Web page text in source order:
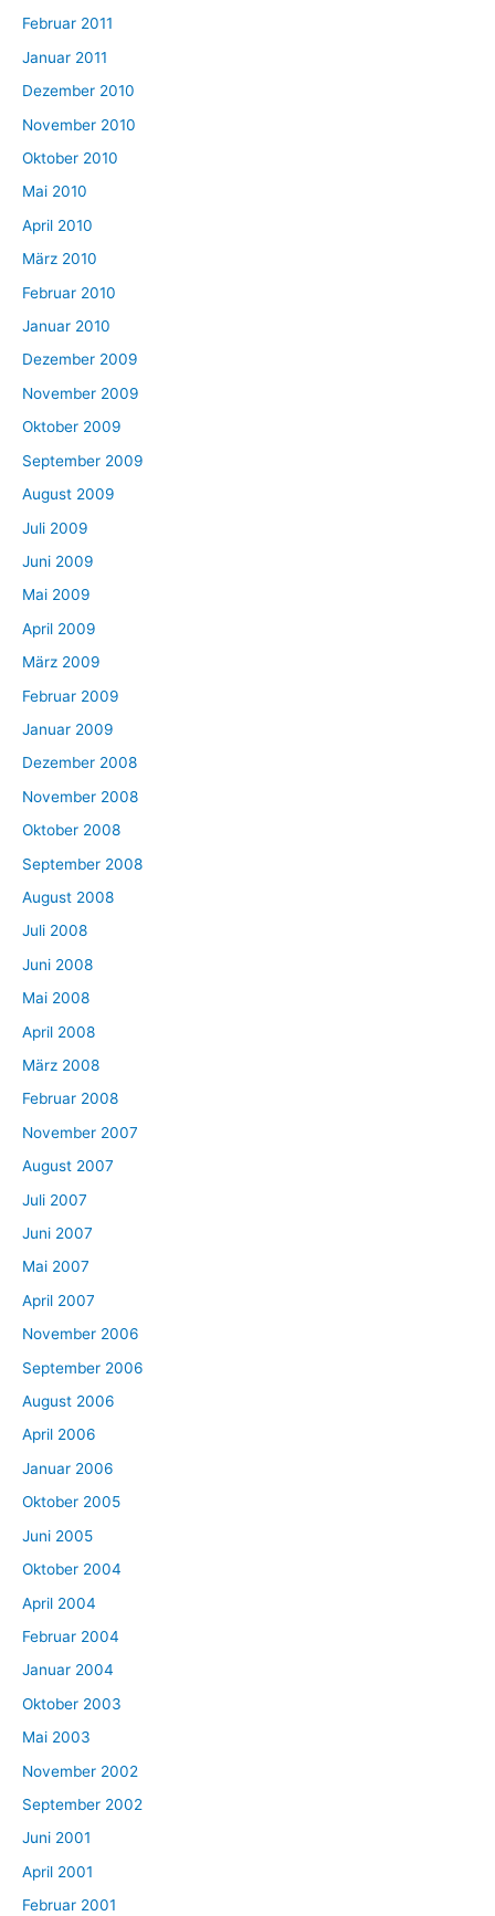
Februar 2011
Januar 2011
Dezember 2010
November 2010
Oktober 2010
Mai 2010
April 2010
März 2010
Februar 2010
Januar 2010
Dezember 2009
November 2009
Oktober 2009
September 2009
August 2009
Juli 2009
Juni 2009
Mai 2009
April 2009
März 2009
Februar 2009
Januar 2009
Dezember 2008
November 2008
Oktober 2008
September 2008
August 2008
Juli 2008
Juni 2008
Mai 2008
April 2008
März 2008
Februar 2008
November 2007
August 2007
Juli 2007
Juni 2007
Mai 2007
April 2007
November 2006
September 2006
August 2006
April 2006
Januar 2006
Oktober 2005
Juni 2005
Oktober 2004
April 2004
Februar 2004
Januar 2004
Oktober 2003
Mai 2003
November 2002
September 2002
Juni 2001
April 2001
Februar 2001